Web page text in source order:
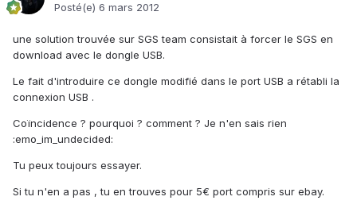
Posté(e) 6 mars 2012
une solution trouvée sur SGS team consistait à forcer le SGS en
download avec le dongle USB.
Le fait d'introduire ce dongle modifié dans le port USB a rétabli la
connexion USB .
Coïncidence ? pourquoi ? comment ? Je n'en sais rien
:emo_im_undecided:
Tu peux toujours essayer.
Si tu n'en a pas , tu en trouves pour 5€ port compris sur ebay.